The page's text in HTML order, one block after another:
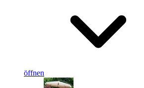
öffnen